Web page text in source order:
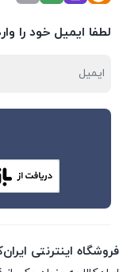
لطفا ایمیل خود را
فروشگاه اینترنتی